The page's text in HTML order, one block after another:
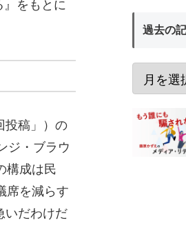
をもとに
投稿」）の
ジ・ブラウ
構成は民
席を減らす
いだわけだ
過去の